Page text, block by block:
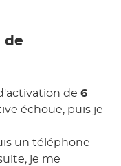
de
de6
échoue, puis je
un téléphone
je me